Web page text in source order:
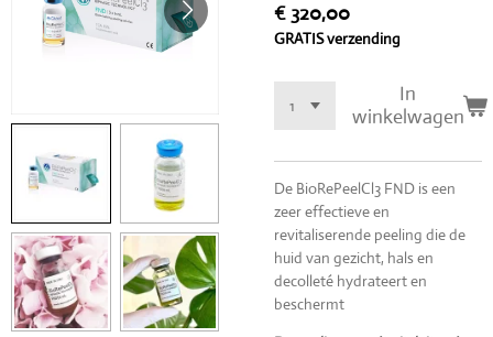
€ 320,00
GRATIS verzending
In
winkelwagen
De BioRePeelCl3 FND is een
zeer effectieve en
revitaliserende peeling die de
huid van gezicht, hals en
decolleté hydrateert en
beschermt